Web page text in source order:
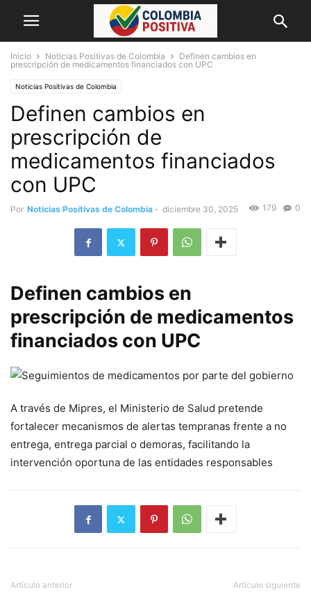
Inicio Noticias Positivas de Colombia
Definen cambios en
prescripción de medicamentos financiados con UPC
Noticias Positivas de Colombia
Definen cambios en
prescripción de
medicamentos financiados
con UPC
Por Noticias Positivas de Colombia - diciembre 30, 2025 0
179
Definen cambios en
prescripción de medicamentos
financiados con UPC
A través de Mipres, el Ministerio de Salud pretende
fortalecer mecanismos de alertas tempranas frente a no
entrega, entrega parcial o demoras, facilitando la
intervención oportuna de las entidades responsables
Artículo anterior Artículo siguiente